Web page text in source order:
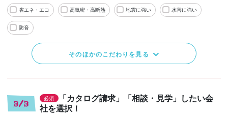
省エネ・エコ 高気密・高断熱 地震に強い 水害に強い
防音
そのほかのこだわりを見る
3/3
必須
「カタログ請求」「相談・見学」したい会
社を選択！